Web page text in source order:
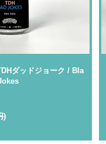
ダッドジョーク / Bla
)